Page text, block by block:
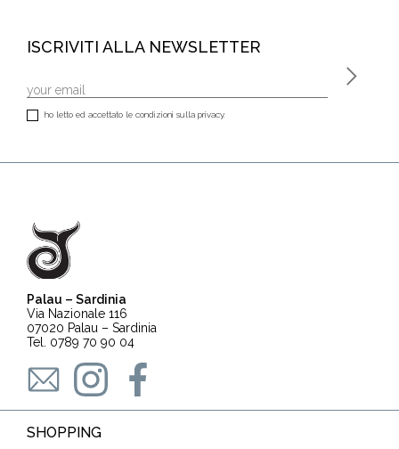
ISCRIVITI ALLA NEWSLETTER
ho letto ed accettato le condizioni sulla privacy.
Palau – Sardinia
Via Nazionale 116
07020 Palau – Sardinia
Tel. 0789 70 90 04
SHOPPING